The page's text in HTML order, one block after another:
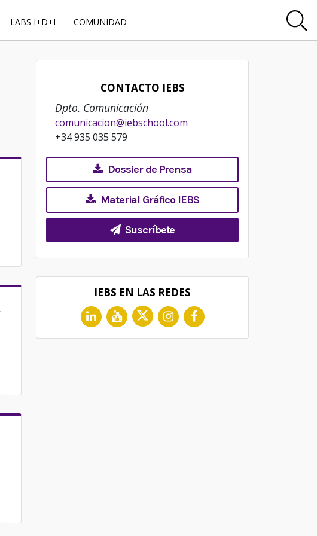
LABS I+D+I COMUNIDAD
CONTACTO IEBS
Dpto. Comunicación
comunicacion@iebschool.com
+34 935 035 579
Dossier de Prensa
Material Gráfico IEBS
Suscríbete
IEBS EN LAS REDES